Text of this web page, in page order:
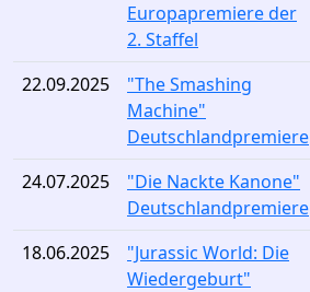
Europapremiere der
2. Staffel
22.09.2025
"The Smashing
Machine"
Deutschlandpremiere
24.07.2025
"Die Nackte Kanone"
Deutschlandpremiere
18.06.2025
"Jurassic World: Die
Wiedergeburt"